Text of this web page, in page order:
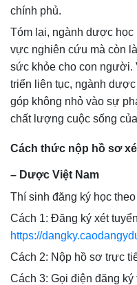
chính phủ.
Tóm lại, ngành dược học
vực nghiên cứu mà còn
sức khỏe cho con người.
triển liên tục, ngành
góp không nhỏ vào sự
chất lượng cuộc sống
Cách thức nộp hồ sơ
– Dược Việt Nam
Thí sinh đăng ký học
Cách 1: Đăng ký xét
https://
Cách 2: Nộp hồ sơ trực
Cách 3: Gọi điện đăng